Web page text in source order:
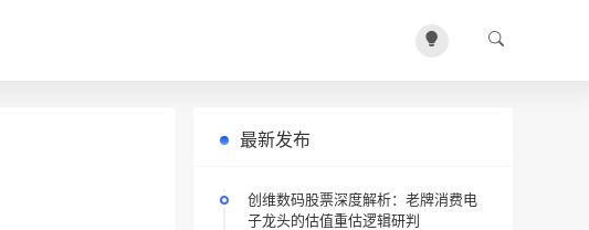
最新发布
创维数码股票深度解析：老牌消费电
子龙头的估值重估逻辑研判